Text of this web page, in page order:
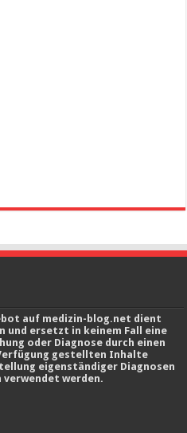
auf medizin-blog.net dient
ersetzt in keinem Fall eine
oder Diagnose durch einen
gestellten Inhalte
eigenständiger Diagnosen
werden.